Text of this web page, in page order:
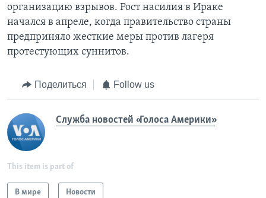
организацию взрывов. Рост насилия в Ираке
начался в апреле, когда правительство страны
предприняло жесткие меры против лагеря
протестующих суннитов.
Поделиться Follow us
Служба новостей «Голоса Америки»
This item is part of
В мире Новости